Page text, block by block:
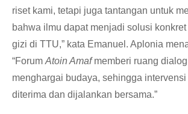
riset kami, tetapi juga tantangan untuk
bahwa ilmu dapat menjadi solusi
gizi di TTU,” kata Emanuel. Aplonia
“ForumAtoin Amafmemberi ruang
menghargai budaya, sehingga
diterima dan dijalankan bersama.”